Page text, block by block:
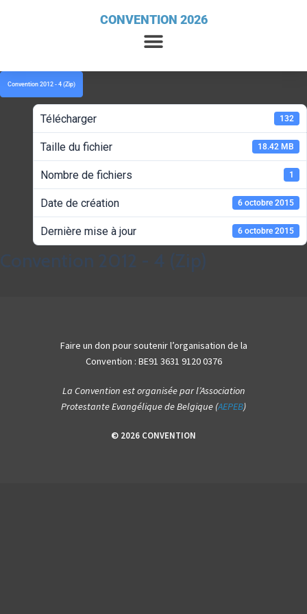
CONVENTION 2026
Convention 2012 - 4 (Zip)
Télécharger 132
Taille du fichier 18.42 MB
Nombre de fichiers 1
Date de création 6 octobre 2015
Dernière mise à jour 6 octobre 2015
Convention 2012 - 4 (Zip)
Faire un don pour soutenir l’organisation de la
Convention : BE91 3631 9120 0376
La Convention est organisée par l’Association
Protestante Evangélique de Belgique (AEPEB)
© 2026 CONVENTION